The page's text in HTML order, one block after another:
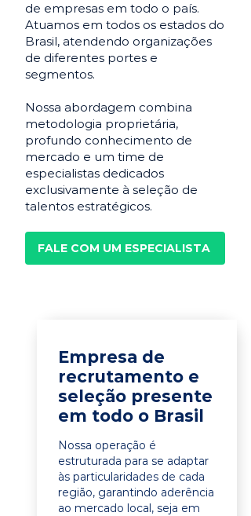
de empresas em todo o país.
Atuamos em todos os estados do
Brasil, atendendo organizações
de diferentes portes e
segmentos.
Nossa abordagem combina
metodologia proprietária,
profundo conhecimento de
mercado e um time de
especialistas dedicados
exclusivamente à seleção de
talentos estratégicos.
FALE COM UM ESPECIALISTA
Empresa de
recrutamento e
seleção presente
em todo o Brasil
Nossa operação é
estruturada para se adaptar
às particularidades de cada
região, garantindo aderência
ao mercado local, seja em